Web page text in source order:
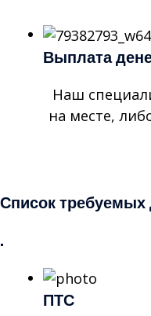
Выплата
Наш
на месте,
Список требуемых
.
ПТС